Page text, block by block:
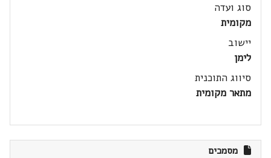
סוג ועדה
מקומית
יישוב
לימן
סיווג התוכנית
מתאר מקומית
מסמכים